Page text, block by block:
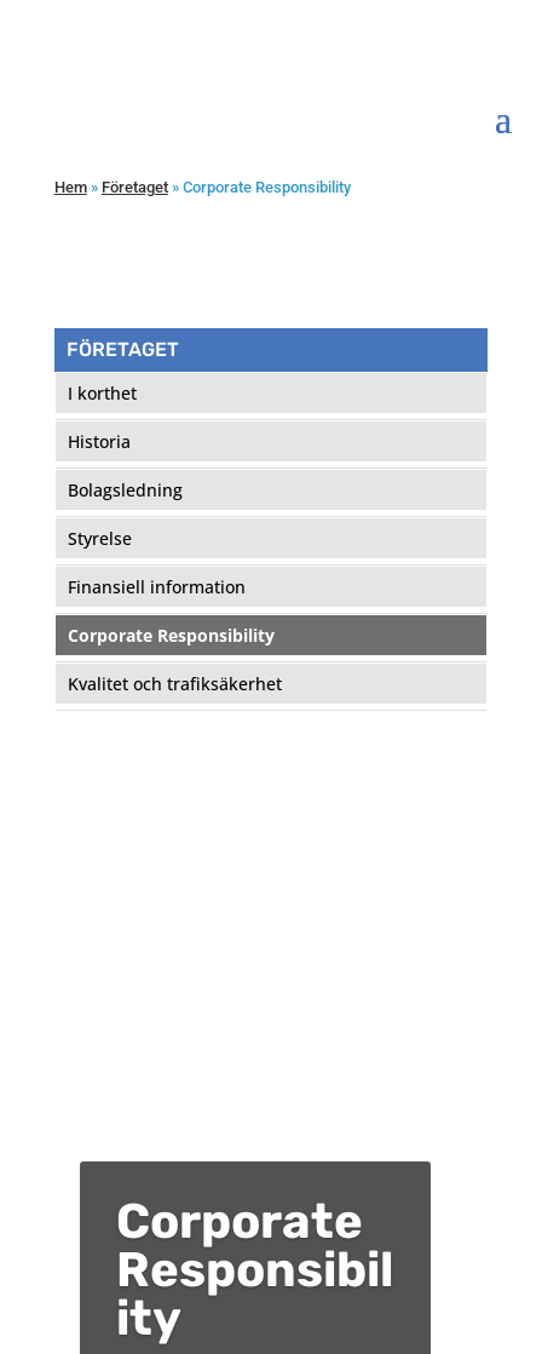
Hem» Företaget» Corporate Responsibility
FÖRETAGET
I korthet
Historia
Bolagsledning
Styrelse
Finansiell information
Corporate Responsibility
Kvalitet och trafiksäkerhet
Corporate
Responsibil
ity